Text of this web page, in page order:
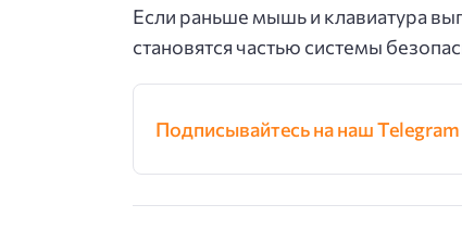
Если раньше мышь и клавиатура
становятся частью системы
Подписывайтесь на наш Telegram